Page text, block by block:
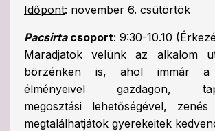
Időpont: november 6. csütörtök
Pacsirta csoport: 9:30-10.10
Maradjatok velünk az alkalom
börzénken is, ahol immár a
élményeivel gazdagon,
megosztási lehetőségével, zenés
megtalálhatjátok gyerekeitek